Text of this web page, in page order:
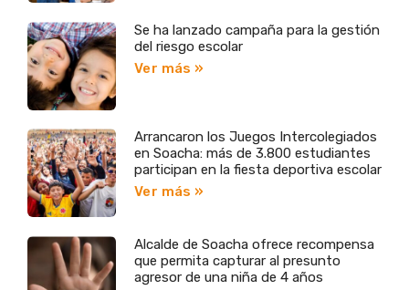
Se ha lanzado campaña para la gestión
del riesgo escolar
Ver más »
Arrancaron los Juegos Intercolegiados
en Soacha: más de 3.800 estudiantes
participan en la fiesta deportiva escolar
Ver más »
Alcalde de Soacha ofrece recompensa
que permita capturar al presunto
agresor de una niña de 4 años